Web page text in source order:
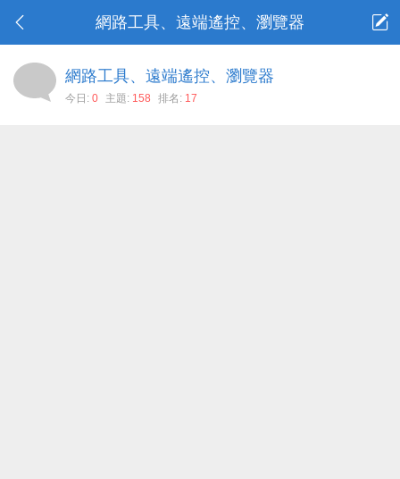
網路工具、遠端遙控、瀏覽器
網路工具、遠端遙控、瀏覽器
今日: 0 主題: 158 排名: 17